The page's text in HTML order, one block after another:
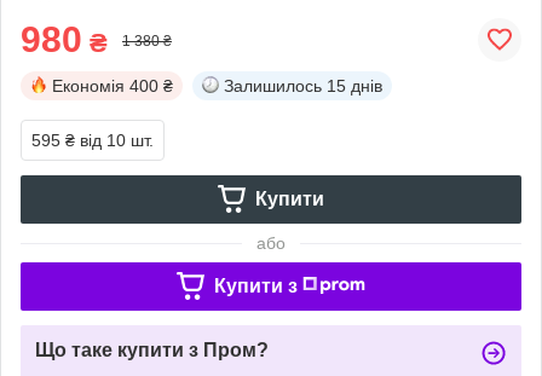
980 ₴ 1 380 ₴
Економія 400 ₴ Залишилось 15 днів
595 ₴ від 10 шт.
Купити
або
Купити з
Що таке купити з Пром?